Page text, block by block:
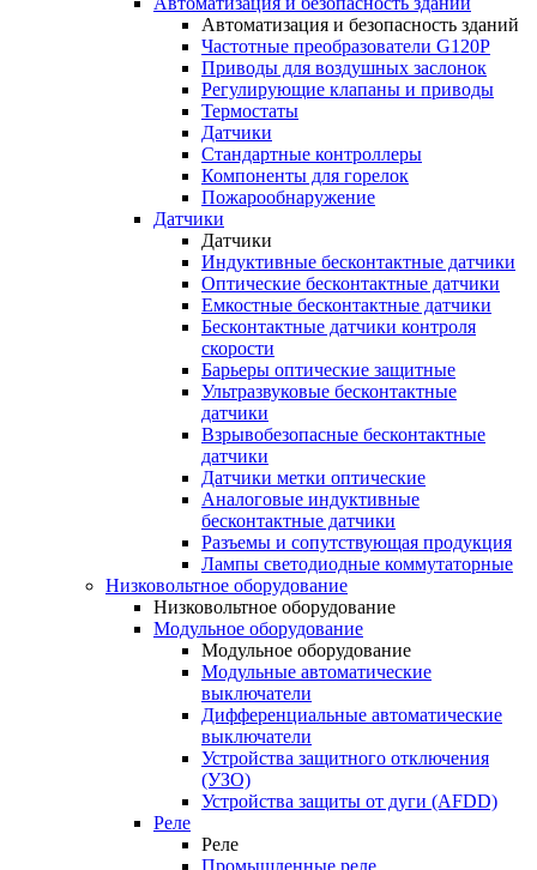
Автоматизация и безопасность зданий
Частотные преобразователи G120P
Приводы для воздушных заслонок
Регулирующие клапаны и приводы
Термостаты
Датчики
Стандартные контроллеры
Компоненты для горелок
Пожарообнаружение
Датчики
Датчики
Индуктивные бесконтактные датчики
Оптические бесконтактные датчики
Емкостные бесконтактные датчики
Бесконтактные датчики контроля
скорости
Барьеры оптические защитные
Ультразвуковые бесконтактные
датчики
Взрывобезопасные бесконтактные
датчики
Датчики метки оптические
Аналоговые индуктивные
бесконтактные датчики
Разъемы и сопутствующая продукция
Лампы светодиодные коммутаторные
Низковольтное оборудование
Низковольтное оборудование
Модульное оборудование
Модульное оборудование
Модульные автоматические
выключатели
Дифференциальные автоматические
выключатели
Устройства защитного отключения
(УЗО)
Устройства защиты от дуги (AFDD)
Реле
Реле
Промышленные реле